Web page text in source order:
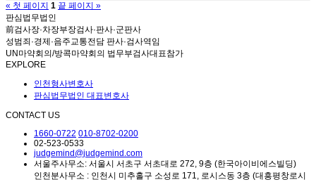
« 첫 페이지 1 끝 페이지 »
판심법무법인
前검사장·차장부장검사·판사·군판사
성범죄·경제·음주교통전담 판사·검사역임
UN마약회의/방콕마약회의 법무부검사대표참가
EXPLORE
인천형사변호사
판심법무법인 대표변호사
CONTACT US
1660-0722 010-8702-0200
02-523-0533
judgemind@judgemind.com
서울주사무소: 서울시 서초구 서초대로 272, 9층 (한국아이비에스빌딩)
인천분사무소 : 인천시 미추홀구 소성로 171, 로시스동 3층 (대흥평창로시